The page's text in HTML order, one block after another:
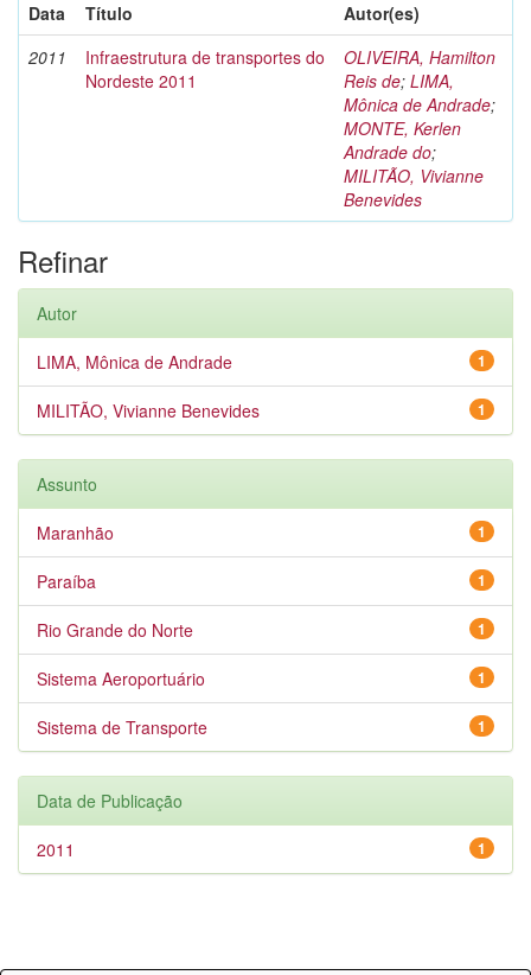
Data
Título
Autor(es)
2011
Infraestrutura de transportes do
Nordeste 2011
OLIVEIRA, Hamilton
Reis de; LIMA,
Mônica de Andrade;
MONTE, Kerlen
Andrade do;
MILITÃO, Vivianne
Benevides
Refinar
Autor
1
LIMA, Mônica de Andrade
1
MILITÃO, Vivianne Benevides
Assunto
1
Maranhão
1
Paraíba
1
Rio Grande do Norte
1
Sistema Aeroportuário
1
Sistema de Transporte
Data de Publicação
1
2011